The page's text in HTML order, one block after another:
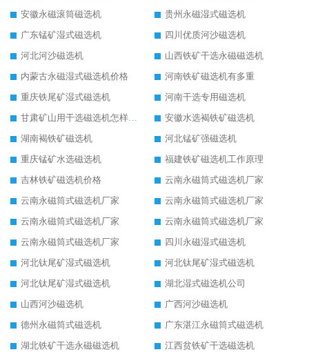
安徽永磁滚筒磁选机
贵州永磁湿式磁选机
广东锰矿湿式磁选机
四川优质河沙磁选机
河北河沙磁选机
山西铁矿干选永磁磁选机
内蒙古永磁湿式磁选机价格
河南铁矿磁选机有多重
重庆铁尾矿湿式磁选机
河南干选专用磁选机
甘肃矿山用干选磁选机怎样调磁
安徽水选褐铁矿磁选机
湖南褐铁矿磁选机
河北锰矿强磁选机
重庆锰矿水选磁选机
福建铁矿磁选机工作原理
吉林铁矿磁选机价格
云南永磁筒式磁选机厂家
云南永磁筒式磁选机厂家
云南永磁筒式磁选机厂家
云南永磁筒式磁选机厂家
云南永磁筒式磁选机厂家
云南永磁筒式磁选机厂家
四川永磁湿式磁选机
河北钛尾矿湿式磁选机
河北钛尾矿湿式磁选机
河北钛尾矿湿式磁选机
湖北湿式磁选机公司
山西河沙磁选机
广西河沙磁选机
德州永磁筒式磁选机
广东湛江永磁筒式磁选机
湖北铁矿干选永磁磁选机
江西贫铁矿干选磁选机